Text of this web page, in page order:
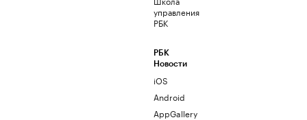
управления
РБК
РБК
Новости
iOS
Android
AppGallery